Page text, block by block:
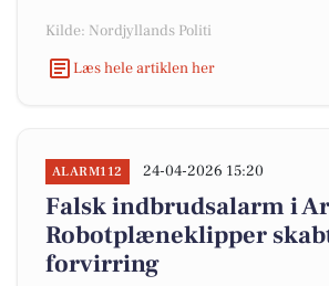
Kilde: Nordjyllands Politi
Læs hele artiklen her
ALARM112 24-04-2026 15:20
Falsk indbrudsalarm i
Robotplæneklipper
forvirring